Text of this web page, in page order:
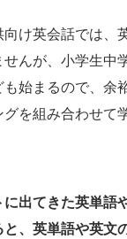
け英会話では、
んが、小学生中
始まるので、余
を組み合わせて
出てきた英単語
、英単語や英文